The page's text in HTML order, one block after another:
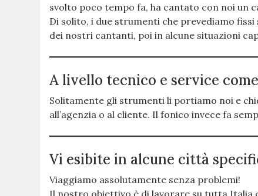
svolto poco tempo fa, ha cantato con noi un
Di solito, i due strumenti che prevediamo
dei nostri cantanti, poi in alcune situazioni
A livello tecnico e service
Solitamente gli strumenti li portiamo noi e
all’agenzia o al cliente. Il fonico invece fa
Vi esibite in alcune città
Viaggiamo assolutamente senza problemi!
Il nostro obiettivo è di lavorare su tutta Italia